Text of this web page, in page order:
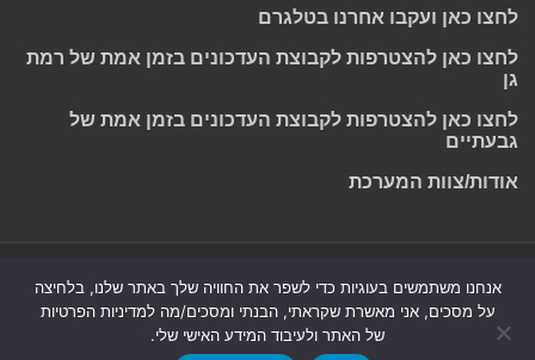
לחצו כאן ועקבו אחרנו בטלגרם
לחצו כאן להצטרפות לקבוצת העדכונים בזמן אמת של רמת
גן
לחצו כאן להצטרפות לקבוצת העדכונים בזמן אמת של
גבעתיים
אודות/צוות המערכת
© כל הזכויות שמורות 2026, רמת גן גבעתיים ניוז.
|חדשות רמת גן-גבעתיים
אנחנו משתמשים בעוגיות כדי לשפר את החוויה שלך באתר שלנו, בלחיצה
על מסכים, אני מאשרת שקראתי, הבנתי ומסכים/מה למדיניות הפרטיות
של האתר ולעיבוד המידע האישי שלי.